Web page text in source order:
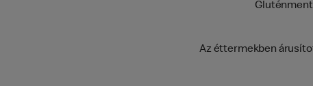
Az éttermekben